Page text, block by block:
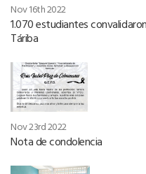
Nov 16th 2022
1.070 estudiantes
Táriba
Nov 23rd 2022
Nota de condolencia